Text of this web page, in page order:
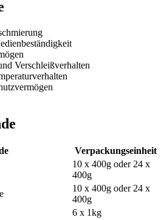
Verschleißverhalten
Verpackungseinheit
10 x 400g oder 24 x
400g
10 x 400g oder 24 x
400g
6 x 1kg